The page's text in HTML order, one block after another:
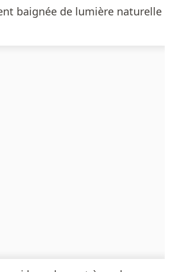
baignée de lumière naturelle